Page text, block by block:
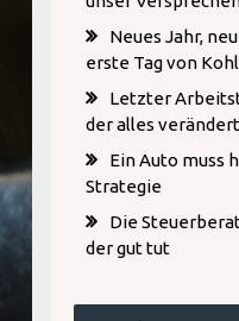
Neues Jahr,
erste Tag von
Letzter
der alles verändert
Ein Auto muss
Strategie
Die
der gut tut